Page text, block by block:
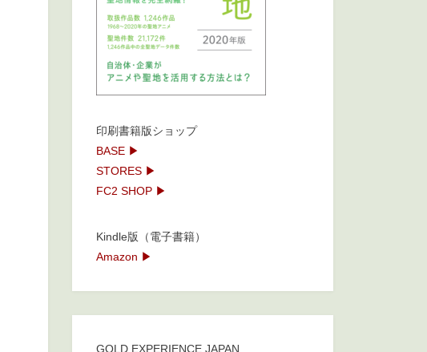
印刷書籍版ショップ
BASE ▶
STORES ▶
FC2 SHOP ▶
Kindle版（電子書籍）
Amazon ▶
GOLD EXPERIENCE JAPAN